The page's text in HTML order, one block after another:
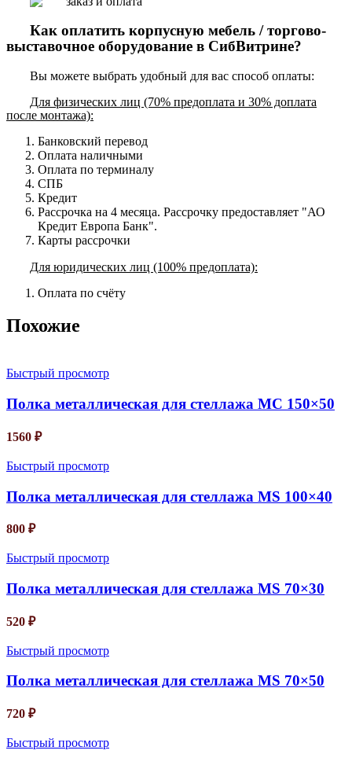
Как оплатить корпусную мебель / торгово-
выставочное оборудование в СибВитрине?
Вы можете выбрать удобный для вас способ оплаты:
Для физических лиц (70% предоплата и 30% доплата
после монтажа):
Банковский перевод
Оплата наличными
Оплата по терминалу
СПБ
Кредит
Рассрочка на 4 месяца. Рассрочку предоставляет "АО
Кредит Европа Банк".
Карты рассрочки
Для юридических лиц (100% предоплата):
Оплата по счёту
Похожие
Быстрый просмотр
Полка металлическая для стеллажа MC 150×50
1560 ₽
Быстрый просмотр
Полка металлическая для стеллажа MS 100×40
800 ₽
Быстрый просмотр
Полка металлическая для стеллажа MS 70×30
520 ₽
Быстрый просмотр
Полка металлическая для стеллажа MS 70×50
720 ₽
Быстрый просмотр